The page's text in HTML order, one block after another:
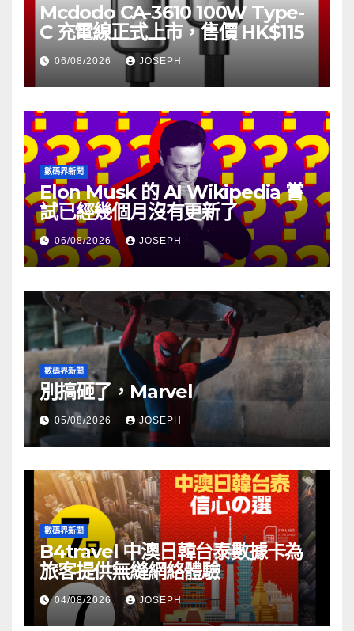
Mcdodo CA-3610 100W Type-
C 充電線正式上市，售價 HK$115
06/08/2026 JOSEPH
數碼界新聞
Elon Musk 的 AI Wikipedia 嘗
試已經幾個月沒有更新了
06/08/2026 JOSEPH
數碼界新聞
別搞砸了，Marvel
05/08/2026 JOSEPH
數碼界新聞
B4travel 中澳日韓台泰數據卡為
旅客提供無縫網絡體驗
04/08/2026 JOSEPH